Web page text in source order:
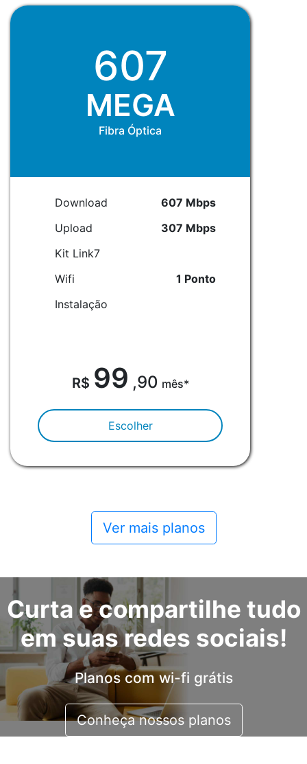
607
MEGA
Fibra Óptica
Download
607 Mbps
Upload
307 Mbps
Kit Link7
Wifi
1 Ponto
Instalação
99 ,90 mês*
Escolher
Ver mais planos
Curta e compartilhe tudo
em suas redes sociais!
Planos com wi-fi grátis
Conheça nossos planos